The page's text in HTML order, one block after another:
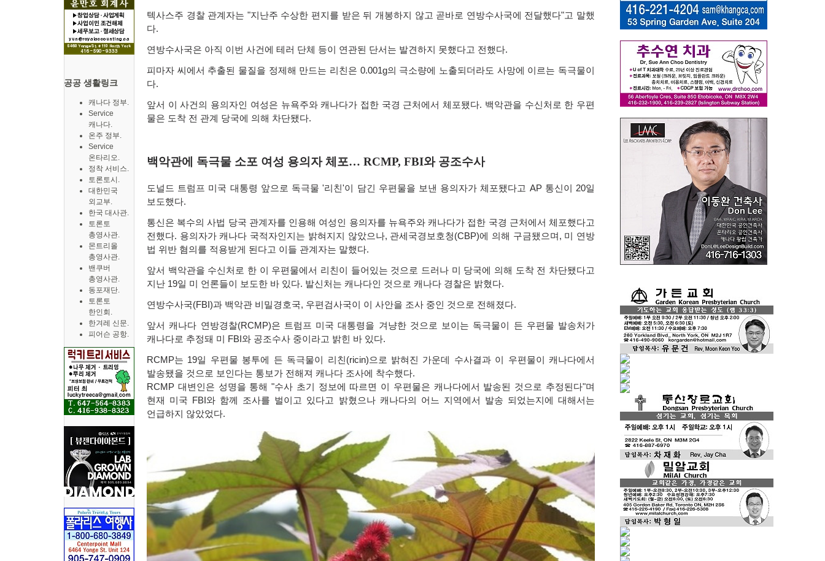
공공 생활링크
캐나다 정부.
Service
캐나다.
온주 정부.
Service
온타리오.
정착 서비스.
토론토시.
대한민국
외교부.
한국 대사관.
토론토
총영사관.
몬트리올
총영사관.
밴쿠버
총영사관.
동포재단.
토론토
한인회.
한겨레 신문.
피어슨 공항.
텍사스주 경찰 관계자는 "지난주 수상한 편지를 받은 뒤 개봉하지 않고 곧바로 연방수사국에 전달했다"고 말했
다.
연방수사국은 아직 이번 사건에 테러 단체 등이 연관된 단서는 발견하지 못했다고 전했다.
피마자 씨에서 추출된 물질을 정제해 만드는 리친은 0.001g의 극소량에 노출되더라도 사망에 이르는 독극물이
다.
앞서 이 사건의 용의자인 여성은 뉴욕주와 캐나다가 접한 국경 근처에서 체포됐다. 백악관을 수신처로 한 우편
물은 도착 전 관계 당국에 의해 차단됐다.
백악관에 독극물 소포 여성 용의자 체포… RCMP, FBI와 공조수사
도널드 트럼프 미국 대통령 앞으로 독극물 '리친'이 담긴 우편물을 보낸 용의자가 체포됐다고 AP 통신이 20일
보도했다.
통신은 복수의 사법 당국 관계자를 인용해 여성인 용의자를 뉴욕주와 캐나다가 접한 국경 근처에서 체포했다고
전했다. 용의자가 캐나다 국적자인지는 밝혀지지 않았으나, 관세국경보호청(CBP)에 의해 구금됐으며 , 미 연방
법 위반 혐의를 적용받게 된다고 이들 관계자는 말했다.
앞서 백악관을 수신처로 한 이 우편물에서 리친이 들어있는 것으로 드러나 미 당국에 의해 도착 전 차단됐다고
지난 19일 미 언론들이 보도한 바 있다. 발신처는 캐나다인 것으로 캐나다 경찰은 밝혔다.
연방수사국(FBI)과 백악관 비밀경호국, 우편검사국이 이 사안을 조사 중인 것으로 전해졌다.
앞서 캐나다 연방경찰(RCMP)은 트럼프 미국 대통령을 겨냥한 것으로 보이는 독극물이 든 우편물 발송처가
캐나다로 추정돼 미
FBI 와 공조수사 중이라고 밝힌 바 있다.
RCMP는 19일 우편물 봉투에 든 독극물이 리친 (ricin)으로 밝혀진 가운데 수사결과 이 우편물이 캐나다에서
발송됐을 것으로 보인다는 통보가 전해져 캐나다 조사에 착수했다.
RCMP 대변인은 성명을 통해 "수사 초기 정보에 따르면 이 우편물은 캐나다에서 발송된 것으로 추정된다"며
현재 미국
FBI와 함께 조사를 벌이고 있다고 밝혔으나 캐나다의 어느 지역에서 발송 되었는지에 대해서는
언급하지 않았었다.